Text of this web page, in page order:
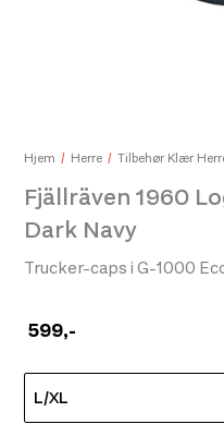
Hjem Herre Tilbehør Klær
Fjällräven 1960
Dark Navy
599,-
Trucker-caps i G-1000